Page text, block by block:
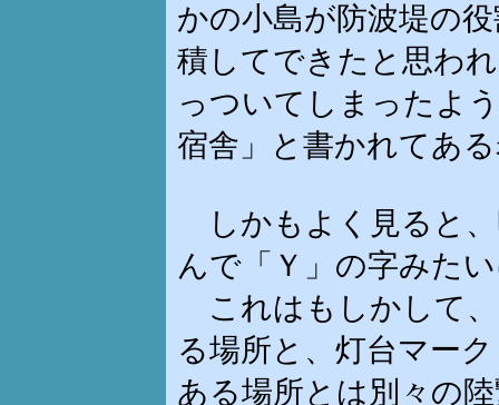
かの小島が防波堤の
積してできたと思わ
っついてしまったよ
宿舎」と書かれてあ
しかもよく見ると
んで「Ｙ」の字みた
これはもしかして、
る場所と、灯台マー
ある場所とは別々の